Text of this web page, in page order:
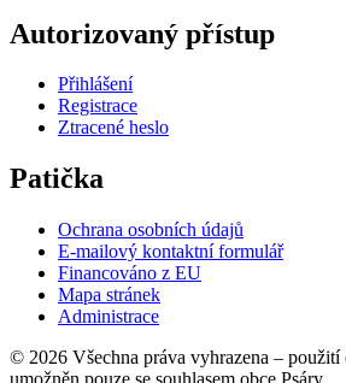
Autorizovaný přístup
Přihlášení
Registrace
Ztracené heslo
Patička
Ochrana osobních údajů
E-mailový kontaktní formulář
Financováno z EU
Mapa stránek
Administrace
© 2026 Všechna práva vyhrazena – použití